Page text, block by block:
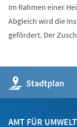
Im Rahmen einer
Abgleich wird die
gefördert. Der
Stadtplan
(Öffnet
in
einem
Tab)
AMT FÜR